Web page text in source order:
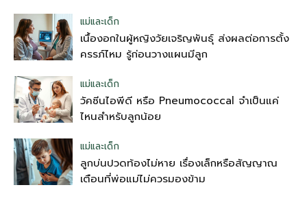
แม่และเด็ก
เนื้องอกในผู้หญิงวัยเจริญพันธุ์ ส่งผลต่อการตั้ง
ครรภ์ไหม รู้ก่อนวางแผนมีลูก
แม่และเด็ก
วัคซีนไอพีดี หรือ Pneumococcal จำเป็นแค่
ไหนสำหรับลูกน้อย
แม่และเด็ก
ลูกบ่นปวดท้องไม่หาย เรื่องเล็กหรือสัญญาณ
เตือนที่พ่อแม่ไม่ควรมองข้าม